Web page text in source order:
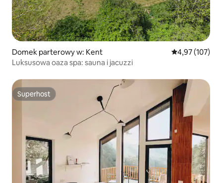
Domek parterowy w: Kent Średnia
4,97 (107)
Luksusowa oaza spa: sauna i jacuzzi
Superhost
Superhost